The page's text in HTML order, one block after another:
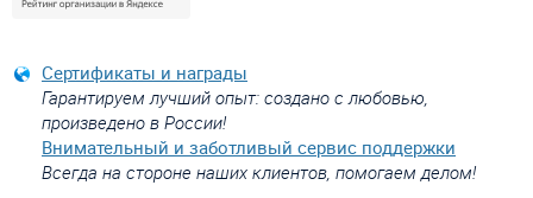
Сертификаты и награды
Гарантируем лучший опыт: создано с любовью,
произведено в России!
Внимательный и заботливый сервис поддержки
Всегда на стороне наших клиентов, помогаем делом!